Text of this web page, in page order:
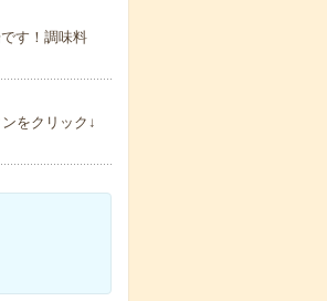
す！調味料
をクリック↓